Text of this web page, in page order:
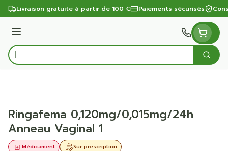
Aller au contenu
Livraison gratuite à partir de 100 € Paiements sécurisés
Menu
Rechercher
Ringafema 0,120mg/0,015mg/24h
Anneau Vaginal 1
Sur prescription
Médicament